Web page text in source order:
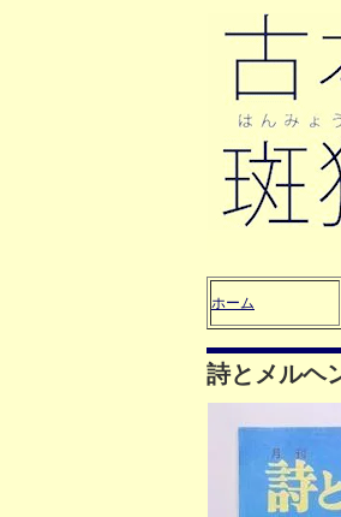
ホーム
詩とメル